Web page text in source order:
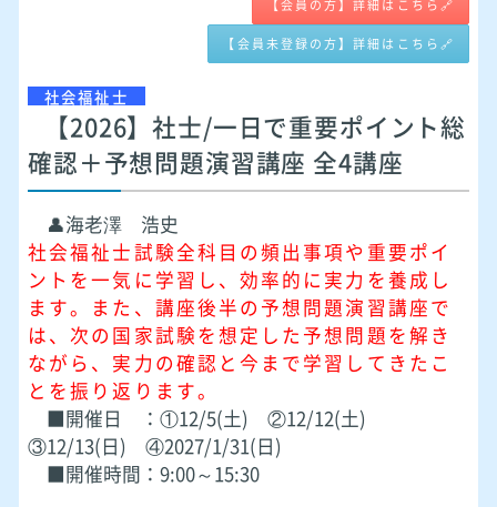
【会員の方】詳細はこちら🔗
【会員未登録の方】詳細はこちら🔗
社会福祉士
【2026】社士/一日で重要ポイント総
確認＋予想問題演習講座 全4講座
👤海老澤 浩史
社会福祉士試験全科目の頻出事項や重要ポイ
ントを一気に学習し、効率的に実力を養成し
ます。
また、講座後半の予想問題演習講座で
は、次の国家試験を想定した予想問題を解き
ながら、実力の確認と今まで学習してきたこ
とを振り返ります。
■開催日 ：①12/5(土) ②12/12(土)
③12/13(日) ④2027/1/31(日)
■開催時間：9:00～15:30